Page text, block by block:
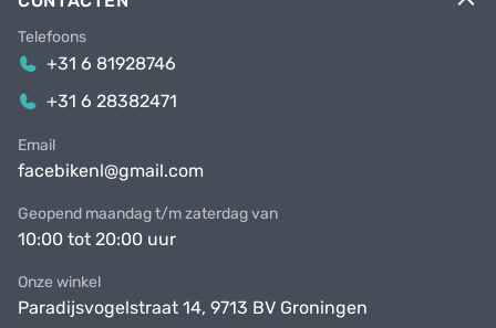
Telefoons
+31 6 81928746
+31 6 28382471
Email
facebikenl@gmail.com
Geopend maandag t/m zaterdag van
10:00 tot 20:00 uur
Onze winkel
Paradijsvogelstraat 14, 9713 BV Groningen